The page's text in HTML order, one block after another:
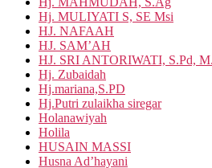
Hj. MULIYATI S, SE Msi
HJ. NAFAAH
HJ. SAM’AH
HJ. SRI ANTORIWATI, S.Pd,
Hj. Zubaidah
Hj.mariana,S.PD
Hj.Putri zulaikha siregar
Holanawiyah
Holila
HUSAIN MASSI
Husna Ad’hayani